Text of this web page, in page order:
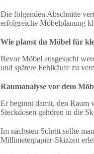
Die folgenden Abschnitte
erfolgreiche Möbelplanung
Wie planst du Möbel für
Bevor Möbel ausgesucht
und spätere Fehlkäufe zu
Raumanalyse vor dem
Er beginnt damit, den Raum
Steckdosen gehören in die
Im nächsten Schritt sollte
Millimeterpapier-Skizzen